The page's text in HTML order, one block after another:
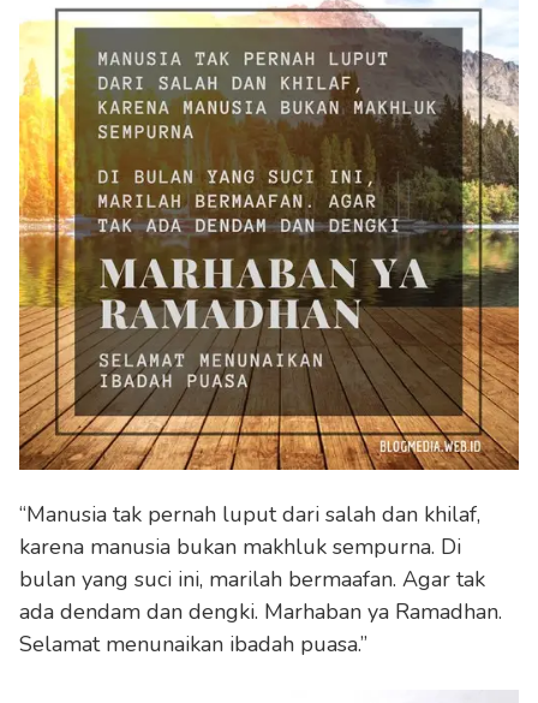
“Manusia tak pernah luput dari salah dan khilaf,
karena manusia bukan makhluk sempurna. Di
bulan yang suci ini, marilah bermaafan. Agar tak
ada dendam dan dengki. Marhaban ya Ramadhan.
Selamat menunaikan ibadah puasa.”